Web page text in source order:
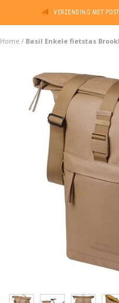
VERZENDING MET
Home / Basil Enkele fietstas